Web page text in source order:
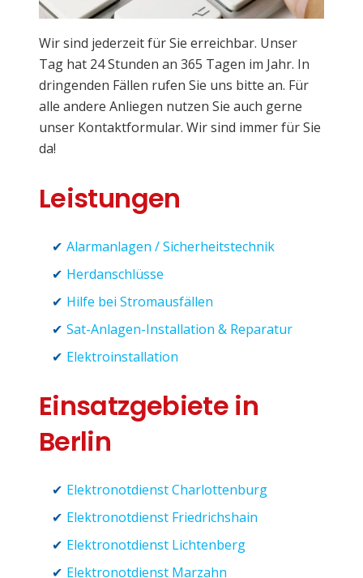
Wir sind jederzeit für Sie erreichbar. Unser
Tag hat 24 Stunden an 365 Tagen im Jahr. In
dringenden Fällen rufen Sie uns bitte an. Für
alle andere Anliegen nutzen Sie auch gerne
unser Kontaktformular. Wir sind immer für Sie
da!
Leistungen
Alarmanlagen / Sicherheitstechnik
Herdanschlüsse
Hilfe bei Stromausfällen
Sat-Anlagen-Installation & Reparatur
Elektroinstallation
Einsatzgebiete in
Berlin
Elektronotdienst Charlottenburg
Elektronotdienst Friedrichshain
Elektronotdienst Lichtenberg
Elektronotdienst Marzahn